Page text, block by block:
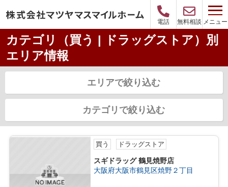
電話 無料相談 メニュー
カテゴリ（買う | ドラッグストア）別
エリア情報
エリアで絞り込む
カテゴリで絞り込む
買う ドラッグストア
スギドラッグ 鶴見焼野店
大阪府大阪市鶴見区焼野２丁目